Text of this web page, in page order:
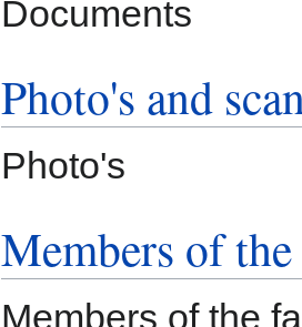
Documents
Photo's and
Photo's
Members of
Members of the